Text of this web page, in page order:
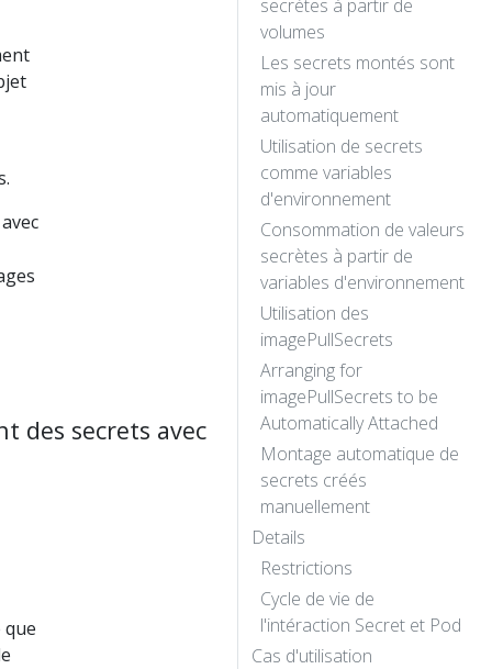
secrètes à partir de
volumes
Les secrets montés sont
mis à jour
automatiquement
Utilisation de secrets
comme variables
d'environnement
Consommation de valeurs
secrètes à partir de
variables d'environnement
Utilisation des
imagePullSecrets
Arranging for
imagePullSecrets to be
Automatically Attached
Montage automatique de
secrets créés
manuellement
Details
Restrictions
Cycle de vie de
l'intéraction Secret et Pod
Cas d'utilisation
des secrets avec
que